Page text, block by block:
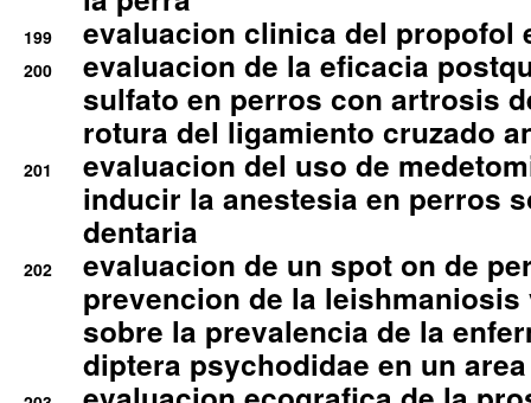
199 evaluacion clinica del propofol
200
evaluacion de la eficacia
sulfato en perros con artrosis
rotura del ligamiento cruzado
201
evaluacion del uso de
inducir la anestesia en perros
dentaria
202
evaluacion de un spot on de
prevencion de la
sobre la prevalencia de la
diptera psychodidae en un